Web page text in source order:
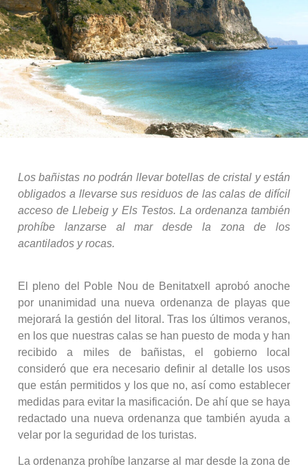
Los bañistas no podrán llevar botellas de cristal y están
obligados a llevarse sus residuos de las calas de difícil
acceso de Llebeig y Els Testos. La ordenanza también
prohíbe lanzarse al mar desde la zona de los
acantilados y rocas.
El pleno del Poble Nou de Benitatxell aprobó anoche
por unanimidad una nueva ordenanza de playas que
mejorará la gestión del litoral. Tras los últimos veranos,
en los que nuestras calas se han puesto de moda y han
recibido a miles de bañistas, el gobierno local
consideró que era necesario definir al detalle los usos
que están permitidos y los que no, así como establecer
medidas para evitar la masificación. De ahí que se haya
redactado una nueva ordenanza que también ayuda a
velar por la seguridad de los turistas.
La ordenanza prohíbe lanzarse al mar desde la zona de